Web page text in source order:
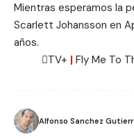
Mientras esperamos la
Scarlett Johansson en
años.
TV+ | Fly Me To
Alfonso Sanchez